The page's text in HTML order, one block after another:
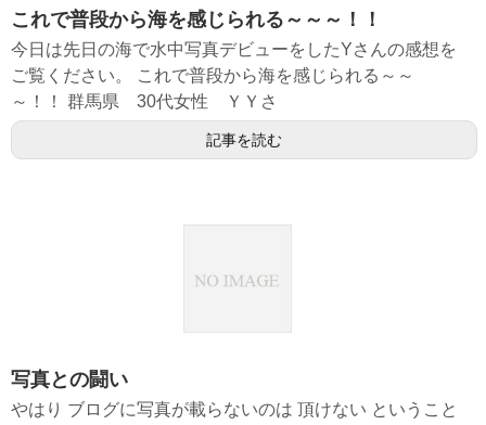
これで普段から海を感じられる～～～！！
今日は先日の海で水中写真デビューをしたYさんの感想を
ご覧ください。 これで普段から海を感じられる～～
～！！ 群馬県 30代女性 ＹＹさ
記事を読む
写真との闘い
やはり ブログに写真が載らないのは 頂けない ということ